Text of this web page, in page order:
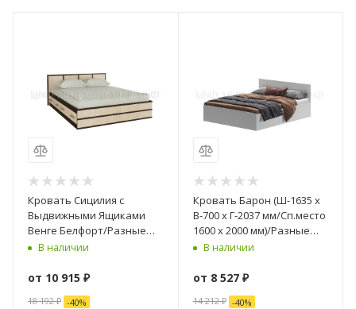
Кровать Сицилия с
Выдвижными Ящиками
Венге Белфорт/Разные
Размеры
В наличии
от 10 915 ₽
18 192 ₽ -40%
Кровать Барон (Ш-1635 х
В-700 х Г-2037 мм/Сп.место
1600 х 2000 мм)/Разные
Цвета
В наличии
от 8 527 ₽
14 212 ₽ -40%